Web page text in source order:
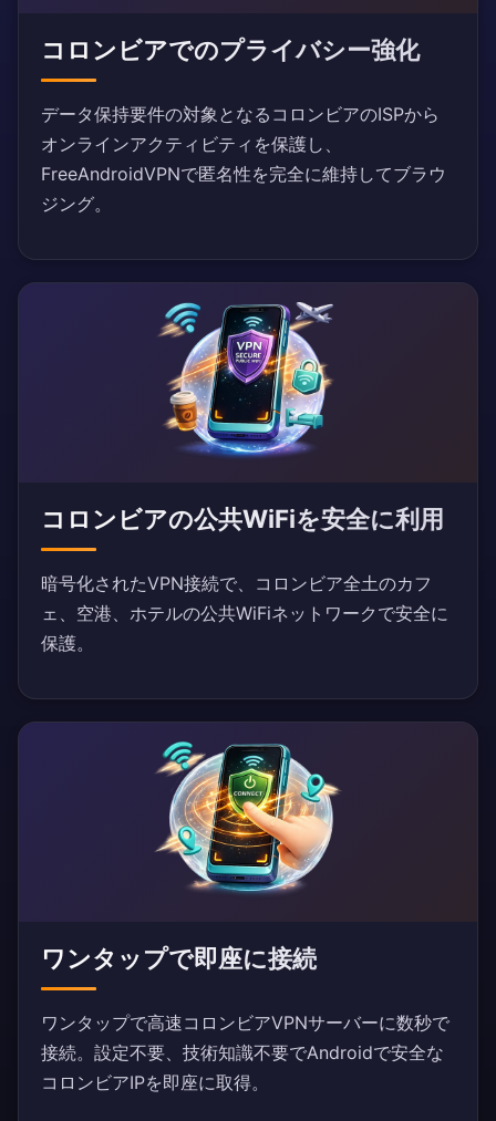
コロンビアでのプライバシー強化
データ保持要件の対象となるコロンビアのISPから
オンラインアクティビティを保護し、
FreeAndroidVPNで匿名性を完全に維持してブラウ
ジング。
コロンビアの公共WiFiを安全に利用
暗号化されたVPN接続で、コロンビア全土のカフ
ェ、空港、ホテルの公共WiFiネットワークで安全に
保護。
ワンタップで即座に接続
ワンタップで高速コロンビアVPNサーバーに数秒で
接続。設定不要、技術知識不要でAndroidで安全な
コロンビアIPを即座に取得。